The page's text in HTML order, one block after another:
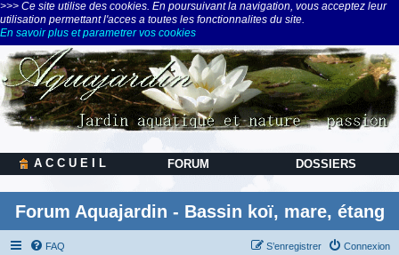
>>> Ce site utilise des cookies. En poursuivant la navigation, vous acceptez leur
utilisation permettant l'acces a toutes les fonctionnalites du site.
En savoir plus et parametrer vos cookies
A C C U E I L FORUM DOSSIERS
Forum Aquajardin - Bassin koï, mare, étang
FAQ Connexion
S’enregistrer